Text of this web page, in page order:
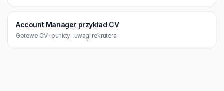
Account Manager przykład CV
Gotowe CV · punkty · uwagi rekrutera